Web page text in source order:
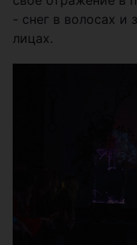
- снег в волосах и
лицах.